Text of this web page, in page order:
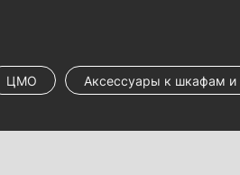
ЦМО Аксессуары к шкафам и